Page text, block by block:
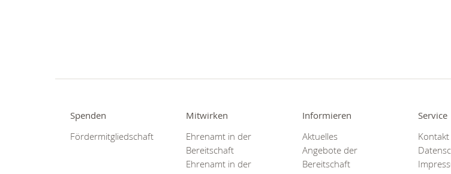
Spenden
Fördermitgliedschaft
Mitwirken
Ehrenamt in der
Bereitschaft
Ehrenamt in der
Informieren
Aktuelles
Angebote der
Bereitschaft
Service
Kontakt